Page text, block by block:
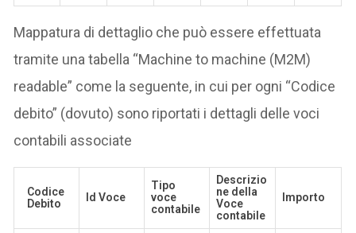
Mappatura di dettaglio che può essere effettuata
tramite una tabella “Machine to machine (M2M)
readable” come la seguente, in cui per ogni “Codice
debito” (dovuto) sono riportati i dettagli delle voci
contabili associate
Codice
Debito
Id Voce
Tipo
voce
contabile
Descrizio
ne della
Voce
contabile
Importo